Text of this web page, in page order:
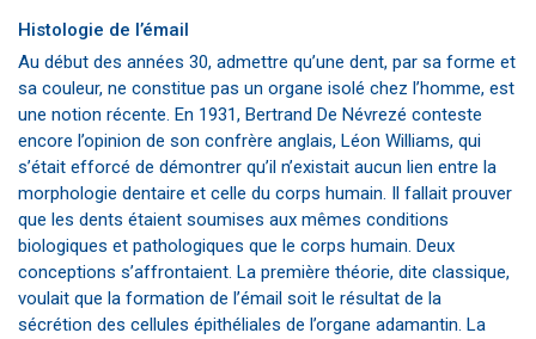
Histologie de l’émail
Au début des années 30, admettre qu’une dent, par sa forme et
sa couleur, ne constitue pas un organe isolé chez l’homme, est
une notion récente. En 1931, Bertrand De Névrezé conteste
encore l’opinion de son confrère anglais, Léon Williams, qui
s’était efforcé de démontrer qu’il n’existait aucun lien entre la
morphologie dentaire et celle du corps humain. Il fallait prouver
que les dents étaient soumises aux mêmes conditions
biologiques et pathologiques que le corps humain. Deux
conceptions s’affrontaient. La première théorie, dite classique,
voulait que la formation de l’émail soit le résultat de la
sécrétion des cellules épithéliales de l’organe adamantin. La